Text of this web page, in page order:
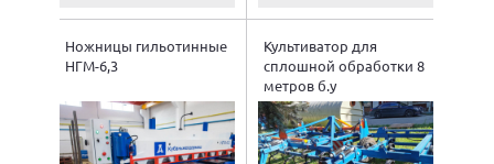
Ножницы гильотинные
НГМ-6,3
Культиватор для
сплошной обработки 8
метров б.у